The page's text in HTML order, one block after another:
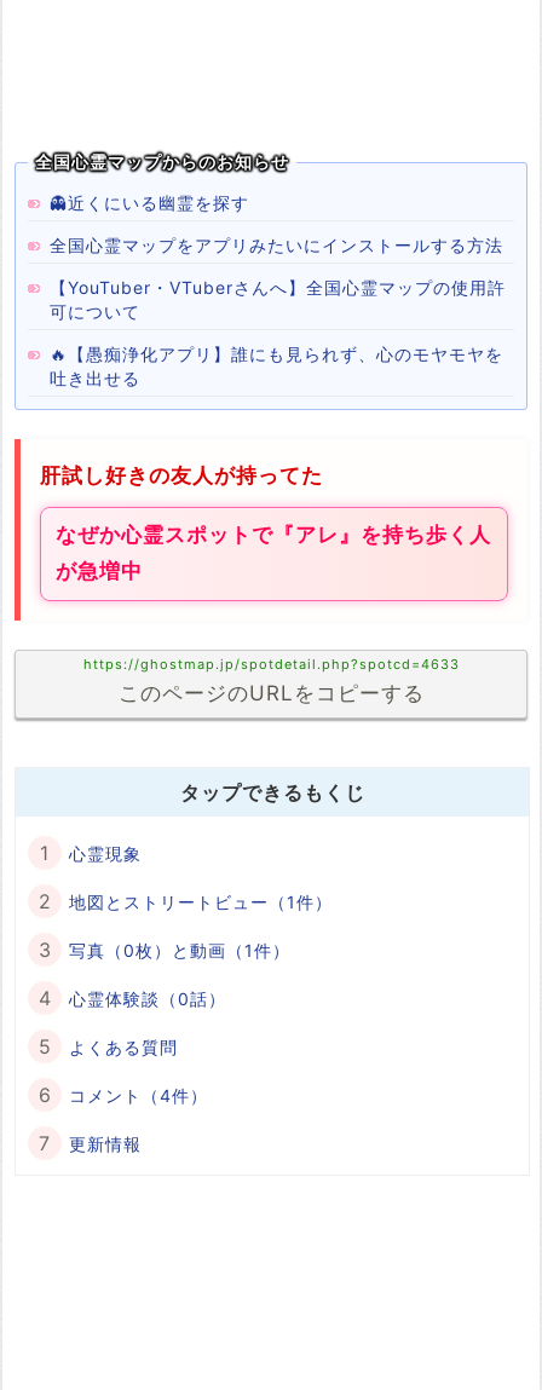
全国心霊マップからのお知らせ
👻近くにいる幽霊を探す
全国心霊マップをアプリみたいにインストールする方法
【YouTuber・VTuberさんへ】全国心霊マップの使用許
可について
🔥【愚痴浄化アプリ】誰にも見られず、心のモヤモヤを
吐き出せる
肝試し好きの友人が持ってた
なぜか心霊スポットで『アレ』を持ち歩く人
が急増中
https://ghostmap.jp/spotdetail.php?spotcd=4633
このページのURLをコピーする
タップできるもくじ
心霊現象
地図とストリートビュー（1件）
写真（0枚）と動画（1件）
心霊体験談（0話）
よくある質問
コメント（4件）
更新情報